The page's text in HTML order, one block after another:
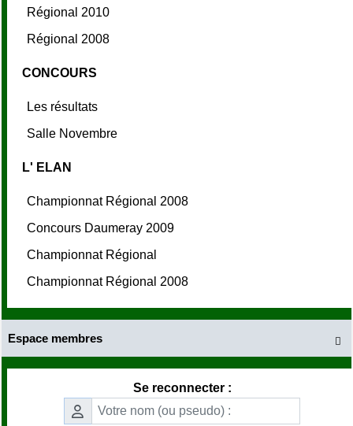
Régional 2010
Régional 2008
CONCOURS
Les résultats
Salle Novembre
L' ELAN
Championnat Régional 2008
Concours Daumeray 2009
Championnat Régional
Championnat Régional 2008

Espace membres
Se reconnecter :